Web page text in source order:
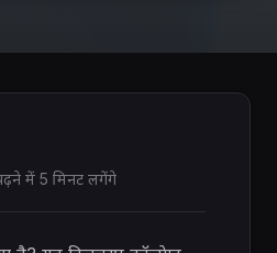
में 5 मिनट लगेंगे